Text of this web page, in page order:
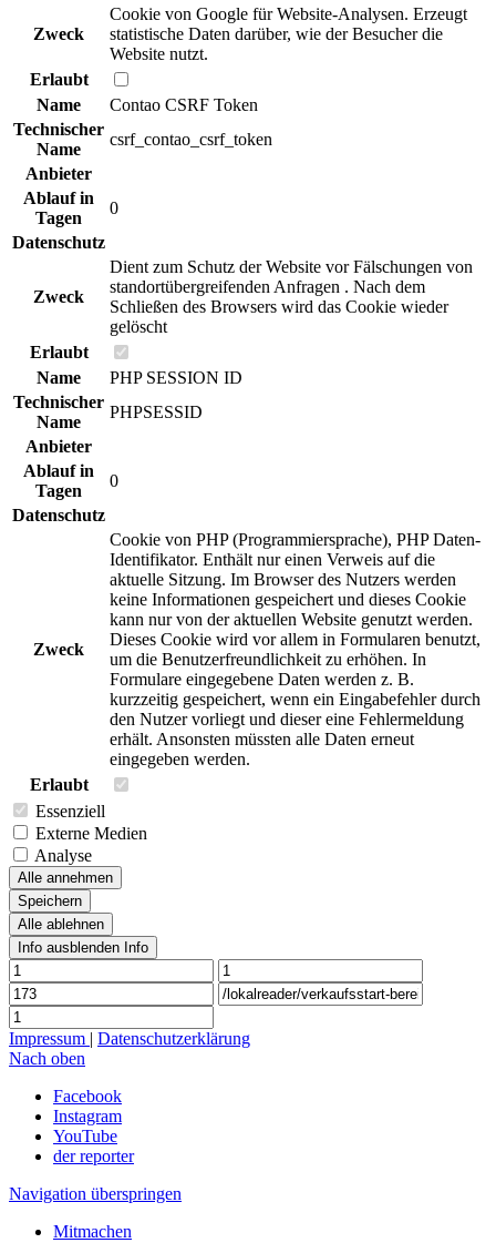
Zweck
Cookie von Google für Website-Analysen. Erzeugt
statistische Daten darüber, wie der Besucher die
Website nutzt.
Erlaubt
Name
Contao CSRF Token
Technischer
Name
csrf_contao_csrf_token
Anbieter
Ablauf in
Tagen
0
Datenschutz
Zweck
Dient zum Schutz der Website vor Fälschungen von
standortübergreifenden Anfragen . Nach dem
Schließen des Browsers wird das Cookie wieder
gelöscht
Erlaubt
Name
PHP SESSION ID
Technischer
Name
PHPSESSID
Anbieter
Ablauf in
Tagen
0
Datenschutz
Zweck
Cookie von PHP (Programmiersprache), PHP Daten-
Identifikator. Enthält nur einen Verweis auf die
aktuelle Sitzung. Im Browser des Nutzers werden
keine Informationen gespeichert und dieses Cookie
kann nur von der aktuellen Website genutzt werden.
Dieses Cookie wird vor allem in Formularen benutzt,
um die Benutzerfreundlichkeit zu erhöhen. In
Formulare eingegebene Daten werden z. B.
kurzzeitig gespeichert, wenn ein Eingabefehler durch
den Nutzer vorliegt und dieser eine Fehlermeldung
erhält. Ansonsten müssten alle Daten erneut
eingegeben werden.
Erlaubt
Essenziell
Externe Medien
Analyse
Alle annehmen
Speichern
Alle ablehnen
Info ausblenden Info
Impressum | Datenschutzerklärung
Nach oben
Facebook
Instagram
YouTube
der reporter
Navigation überspringen
Mitmachen